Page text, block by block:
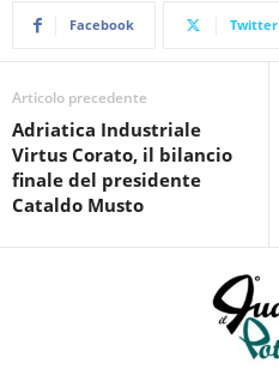
Facebook Twitter
Articolo precedente
Adriatica Industriale
Virtus Corato, il bilancio
finale del presidente
Cataldo Musto